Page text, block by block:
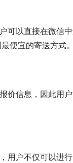
便宜的寄送方式。
，用户不仅可以